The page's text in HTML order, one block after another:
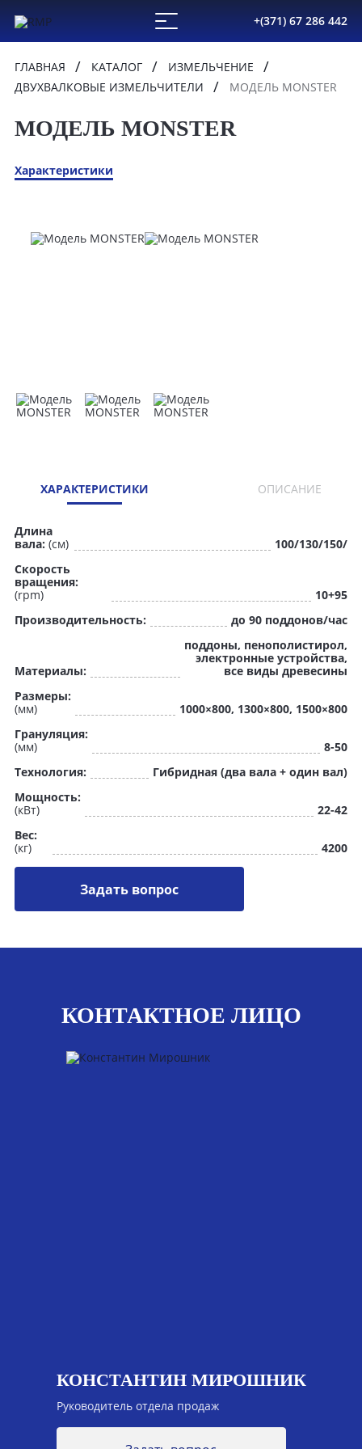
+(371) 67 286 442
ГЛАВНАЯ КАТАЛОГ
ИЗМЕЛЬЧЕНИЕ
ДВУХВАЛКОВЫЕ ИЗМЕЛЬЧИТЕЛИ
МОДЕЛЬ MONSTER
МОДЕЛЬ MONSTER
Характеристики
ХАРАКТЕРИСТИКИ ОПИСАНИЕ
Длина
вала: (см)
100/130/150/
Скорость
вращения:
(rpm)
10+95
Производительность:
до 90 поддонов/час
Материалы:
поддоны, пенополистирол,
электронные устройства,
все виды древесины
Размеры:
(мм)
1000×800, 1300×800, 1500×800
Грануляция:
(мм)
8-50
Технология:
Гибридная (два вала + один вал)
Мощность:
(кВт)
22-42
Вес:
(кг)
4200
Задать вопрос
КОНТАКТНОЕ ЛИЦО
КОНСТАНТИН МИРОШНИК
Руководитель отдела продаж